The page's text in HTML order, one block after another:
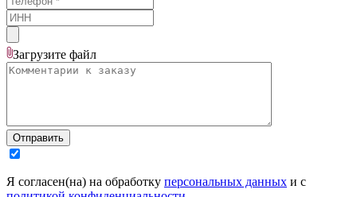
Загрузите файл
Отправить
Я согласен(на) на обработку персональных данных и с